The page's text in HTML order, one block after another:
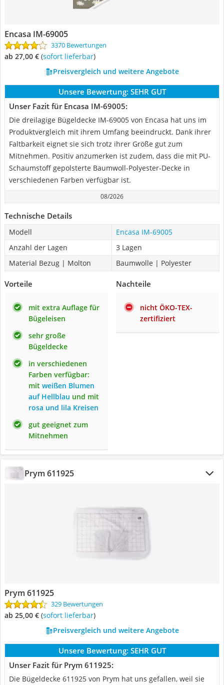
Encasa IM-69005
3370 Bewertungen
ab 27,00 € ( Sofort lieferbar)
Preisvergleich und weitere Angebote
Unsere Bewertung: SEHR GUT
Unser Fazit für Encasa IM-69005:
Die dreilagige Bügeldecke IM-69005 von Encasa hat uns im
Produktvergleich mit ihrem Umfang beeindruckt. Dank ihrer
Faltbarkeit eignet sie sich trotz ihrer Größe gut zum
Mitnehmen. Positiv anzumerken ist zudem, dass die mit PU-
Schaumstoff gepolsterte Baumwoll-Polyester-Decke in
verschiedenen Farben verfügbar ist.
08/2026
Technische Details
Modell
Encasa IM-69005
Anzahl der Lagen
3 Lagen
Material Bezug | Molton
Baumwolle | Polyester
Vorteile
mit extra Auflage für
Bügeleisen
sehr große
Bügeldecke
in verschiedenen
Farben verfügbar:
mit weißen Blumen
auf Hellblau und mit
rosa und lila Kreisen
gut geeignet zum
Mitnehmen
Nachteile
nicht ÖKO-TEX-
zertifiziert
Prym 611925
Prym 611925
329 Bewertungen
ab 25,00 € ( Sofort lieferbar)
Preisvergleich und weitere Angebote
Unsere Bewertung: SEHR GUT
Unser Fazit für Prym 611925:
Die Bügeldecke 611925 von Prym hat uns gefallen, weil sie